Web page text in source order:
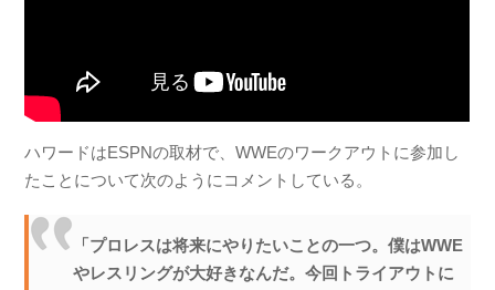
ハワードはESPNの取材で、WWEのワークアウトに参加し
たことについて次のようにコメントしている。
「プロレスは将来にやりたいことの一つ。僕はWWE
やレスリングが大好きなんだ。今回トライアウトに